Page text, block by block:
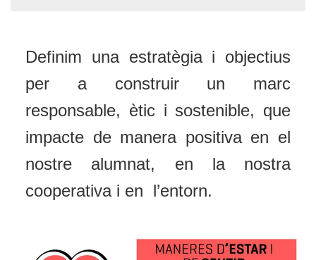
Definim una estratègia i objectius
per a construir un marc
responsable, ètic i sostenible, que
impacte de manera positiva en el
nostre alumnat, en la nostra
cooperativa i en l’entorn.